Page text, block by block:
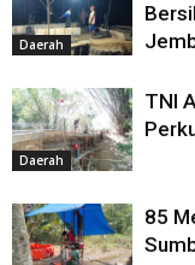
Daerah
Daerah
TNI
85